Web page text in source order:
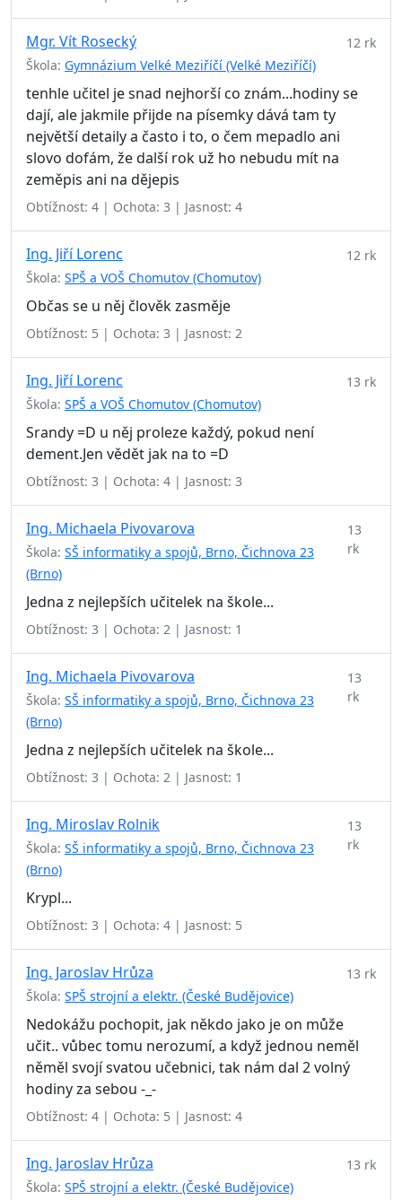
Mgr. Vít Rosecký
Škola: Gymnázium Velké Meziříčí (Velké Meziříčí)
12 rk
tenhle učitel je snad nejhorší co znám...hodiny se
dají, ale jakmile přijde na písemky dává tam ty
největší detaily a často i to, o čem mepadlo ani
slovo dofám, že další rok už ho nebudu mít na
zeměpis ani na dějepis
Obtížnost: 4 | Ochota: 3 | Jasnost: 4
Ing. Jiří Lorenc
Škola: SPŠ a VOŠ Chomutov (Chomutov)
12 rk
Občas se u něj člověk zasměje
Obtížnost: 5 | Ochota: 3 | Jasnost: 2
Ing. Jiří Lorenc
Škola: SPŠ a VOŠ Chomutov (Chomutov)
13 rk
Srandy =D u něj proleze každý, pokud není
dement.Jen vědět jak na to =D
Obtížnost: 3 | Ochota: 4 | Jasnost: 3
Ing. Michaela Pivovarova
Škola: SŠ informatiky a spojů, Brno, Čichnova 23
(Brno)
13
rk
Jedna z nejlepších učitelek na škole...
Obtížnost: 3 | Ochota: 2 | Jasnost: 1
Ing. Michaela Pivovarova
Škola: SŠ informatiky a spojů, Brno, Čichnova 23
(Brno)
13
rk
Jedna z nejlepších učitelek na škole...
Obtížnost: 3 | Ochota: 2 | Jasnost: 1
Ing. Miroslav Rolnik
Škola: SŠ informatiky a spojů, Brno, Čichnova 23
(Brno)
13
rk
Krypl...
Obtížnost: 3 | Ochota: 4 | Jasnost: 5
Ing. Jaroslav Hrůza
Škola: SPŠ strojní a elektr. (České Budějovice)
13 rk
Nedokážu pochopit, jak někdo jako je on může
učit.. vůbec tomu nerozumí, a když jednou neměl
něměl svojí svatou učebnici, tak nám dal 2 volný
hodiny za sebou -_-
Obtížnost: 4 | Ochota: 5 | Jasnost: 4
Ing. Jaroslav Hrůza
Škola: SPŠ strojní a elektr. (České Budějovice)
13 rk